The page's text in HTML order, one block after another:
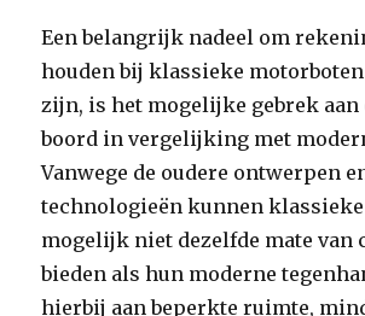
Een belangrijk nadeel om
houden bij klassieke
zijn, is het mogelijke gebrek
boord in vergelijking met
Vanwege de oudere ontwerpen
technologieën kunnen
mogelijk niet dezelfde mate van
bieden als hun moderne
hierbij aan beperkte ruimte,